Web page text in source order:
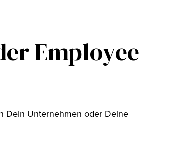
Employee
Dein Unternehmen oder Deine